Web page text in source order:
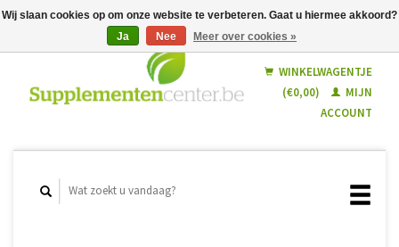
Nederlands
WINKELWAGENTJE
(€0,00)
MIJN
ACCOUNT
Wij slaan cookies op om onze website te verbeteren. Gaat u hiermee akkoord?
Ja
Nee Meer over cookies »